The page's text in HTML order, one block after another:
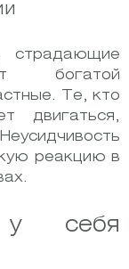
богатой
Те, кто
двигаться,
реакцию в
у себя